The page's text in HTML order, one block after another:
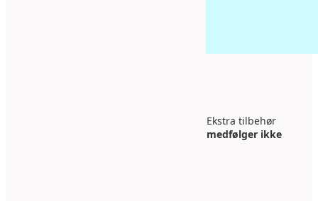
Ekstra tilbehør
medfølger ikke